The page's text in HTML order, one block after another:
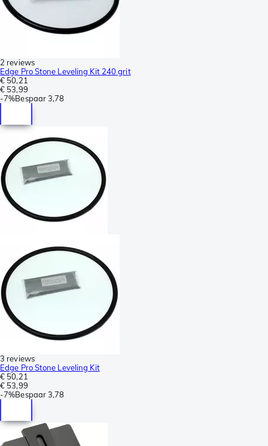
2 reviews
Edge Pro Stone Leveling Kit 240 grit
€ 50,21
€ 53,99
-7%Bespaar3,78
3 reviews
Edge Pro Stone Leveling Kit
€ 50,21
€ 53,99
-7%Bespaar3,78